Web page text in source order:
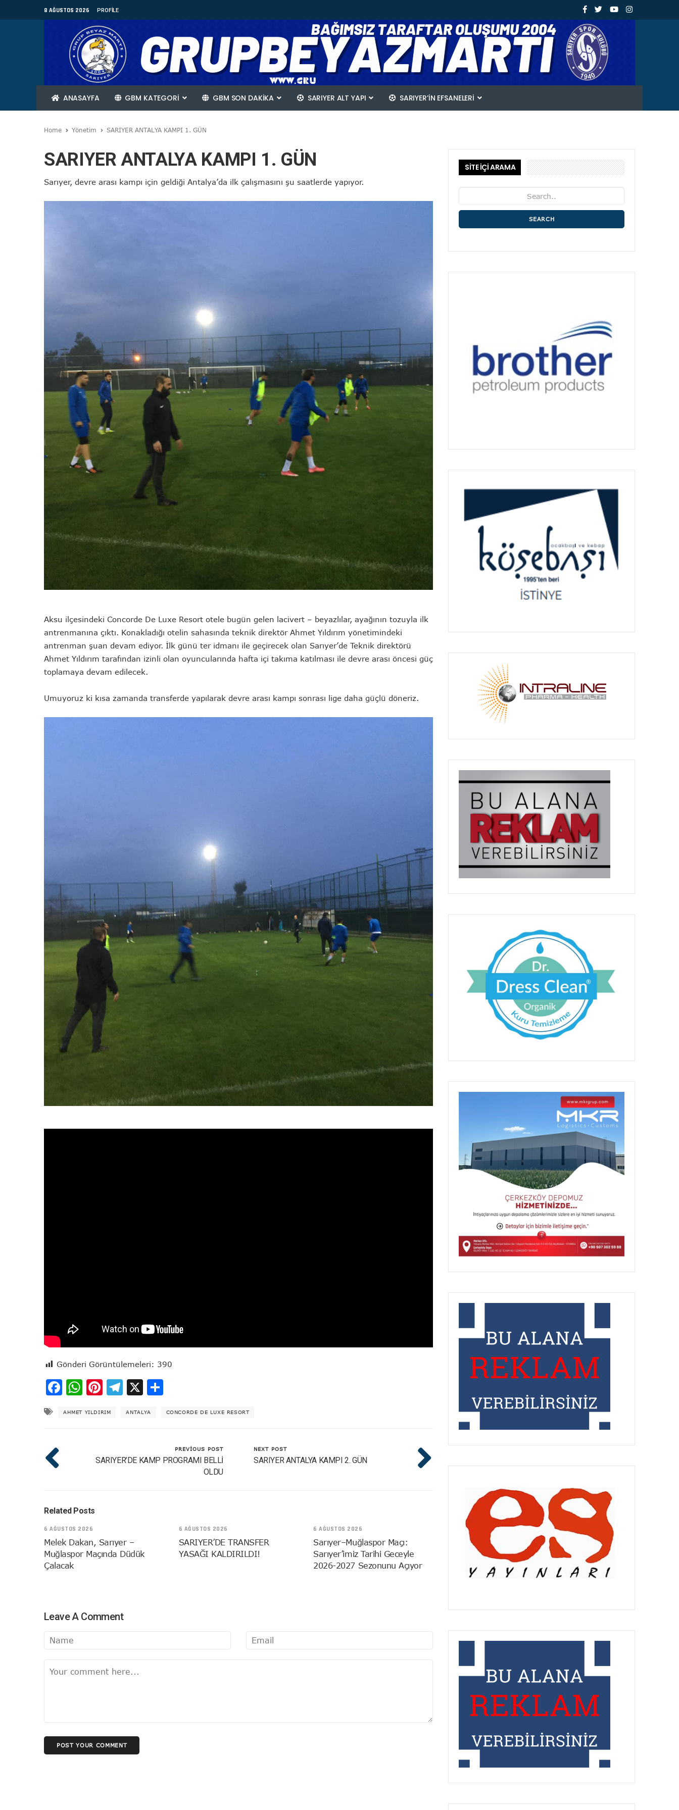
8 AĞUSTOS 2026 PROFILE
ANASAYFA GBM KATEGORİ GBM SON DAKİKA SARIYER ALT YAPI SARIYER’IN EFSANELERI
Home Yönetim SARIYER ANTALYA KAMPI 1. GÜN
SARIYER ANTALYA KAMPI 1. GÜN
Sarıyer, devre arası kampı için geldiği Antalya’da ilk çalışmasını şu saatlerde yapıyor.
Aksu ilçesindeki Concorde De Luxe Resort otele bugün gelen lacivert – beyazlılar, ayağının tozuyla ilk
antrenmanına çıktı. Konakladığı otelin sahasında teknik direktör Ahmet Yıldırım yönetimindeki
antrenman şuan devam ediyor. İlk günü ter idmanı ile geçirecek olan Sarıyer’de Teknik direktörü
Ahmet Yıldırım tarafından izinli olan oyuncularında hafta içi takıma katılması ile devre arası öncesi güç
toplamaya devam edilecek.
Umuyoruz ki kısa zamanda transferde yapılarak devre arası kampı sonrası lige daha güçlü döneriz.
Gönderi Görüntülemeleri: 390
Facebook
WhatsApp
Pinterest
Telegram
X
AHMET YILDIRIM ANTALYA CONCORDE DE LUXE RESORT
PREVIOUS POST
SARIYER’DE KAMP PROGRAMI BELLİ
OLDU
NEXT POST
SARIYER ANTALYA KAMPI 2. GÜN
Related Posts
6 AĞUSTOS 2026
Melek Dakan, Sarıyer –
Muğlaspor Maçında Düdük
Çalacak
6 AĞUSTOS 2026
SARIYER’DE TRANSFER
YASAĞI KALDIRILDI!
6 AĞUSTOS 2026
Sarıyer–Muğlaspor Maçı:
Sarıyer’imiz Tarihi Geceyle
2026-2027 Sezonunu Açıyor
Leave A Comment
POST YOUR COMMENT
SİTE İÇİ ARAMA
SEARCH